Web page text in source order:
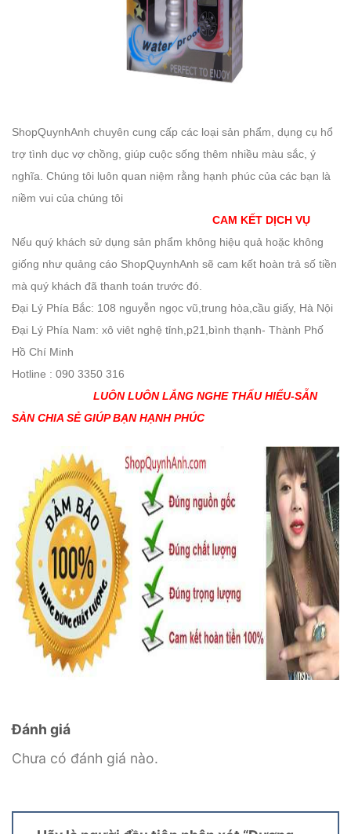
ShopQuynhAnh chuyên cung cấp các loại sản phẩm, dụng cụ hổ
trợ tình dục vợ chồng, giúp cuộc sống thêm nhiều màu sắc, ý
nghĩa. Chúng tôi luôn quan niệm rằng hạnh phúc của các bạn là
niềm vui của chúng tôi
CAM KẾT DỊCH VỤ
Nếu quý khách sử dụng sản phẩm không hiệu quả hoặc không
giống như quảng cáo ShopQuynhAnh sẽ cam kết hoàn trả số tiền
mà quý khách đã thanh toán trước đó.
Đại Lý Phía Bắc: 108 nguyễn ngọc vũ,trung hòa,cầu giấy, Hà Nội
Đại Lý Phía Nam: xô viêt nghệ tỉnh,p21,bình thạnh- Thành Phố
Hồ Chí Minh
Hotline : 090 3350 316
LUÔN LUÔN LẮNG NGHE THẤU HIỂU-SẴN
SÀN CHIA SẺ GIÚP BẠN HẠNH PHÚC
Đánh giá
Chưa có đánh giá nào.